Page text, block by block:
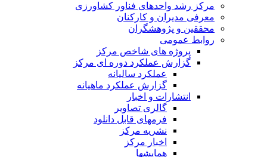
مرکز رشد واحدهای فناور کشاورزی
معرفی مدیران و کارکنان
محققین و پژوهشگران
روابط عمومی
پروژه های شاخص مرکز
گزارش عملکرد دوره ای مرکز
عملکرد سالیانه
گزارش عملکرد ماهیانه
انتشارات و اخبار
گالری تصاویر
فرمهای قابل دانلود
نشریه مرکز
اخبار مرکز
همایشها